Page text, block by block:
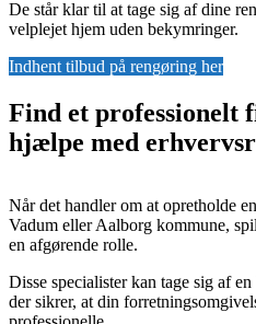
De står klar til at tage sig af dine
velplejet hjem uden bekymringer.
Indhent tilbud på rengøring her
Find et professionelt
hjælpe med
Når det handler om at opretholde
Vadum eller Aalborg kommune,
en afgørende rolle.
Disse specialister kan tage sig af
der sikrer, at din